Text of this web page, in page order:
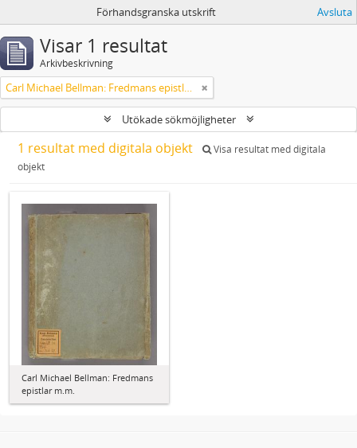
Förhandsgranska utskrift Avsluta
Visar 1 resultat
Arkivbeskrivning
Carl Michael Bellman: Fredmans epistlar m.m.
Utökade sökmöjligheter
1 resultat med digitala objekt
Visa resultat med digitala
objekt
Carl Michael Bellman: Fredmans
epistlar m.m.